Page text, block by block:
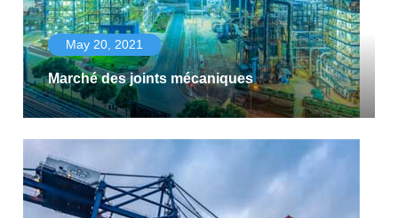
May 20, 2021
Marché des joints mécaniques